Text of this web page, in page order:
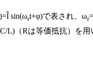
sin(ωrt+φ)で表され、ωr
L)（Rは等価抵抗）を